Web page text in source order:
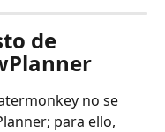
de
no se
para ello,